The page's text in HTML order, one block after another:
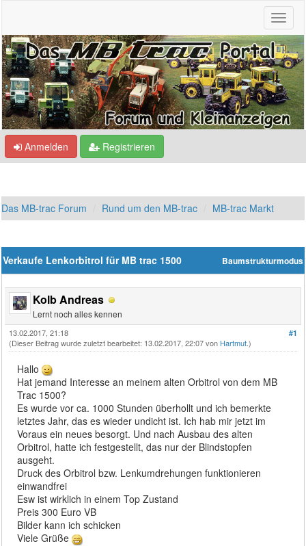
Anmelden Registrieren
Das MB-trac Forum Rund um den MB-trac MB-trac Markt
Baumstrukturmodus
Verkaufe Lenkorbitrol für MB trac 1500
Kolb Andreas
Lernt noch alles kennen
#1
13.02.2017, 21:18
(Dieser Beitrag wurde zuletzt bearbeitet: 13.02.2017, 22:07 von Hartmut.)
Hallo
Hat jemand Interesse an meinem alten Orbitrol von dem MB
Trac 1500?
Es wurde vor ca. 1000 Stunden überhollt und ich bemerkte
letztes Jahr, das es wieder undicht ist. Ich hab mir jetzt im
Voraus ein neues besorgt. Und nach Ausbau des alten
Orbitrol, hatte ich festgestellt, das nur der Blindstopfen
ausgeht.
Druck des Orbitrol bzw. Lenkumdrehungen funktionieren
einwandfrei
Esw ist wirklich in einem Top Zustand
Preis 300 Euro VB
Bilder kann ich schicken
Viele Grüße